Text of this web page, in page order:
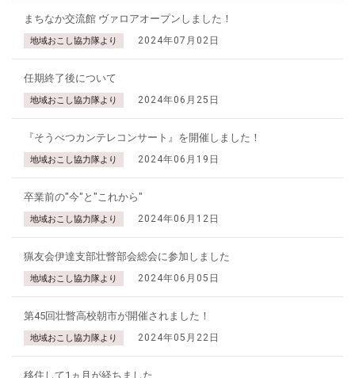
まちなか交流館 ヴァロアオープンしました！
地域おこし協力隊より 2024年07月02日
任期終了後について
地域おこし協力隊より 2024年06月25日
『そうべつカンテレコンサート』を開催しました！
地域おこし協力隊より 2024年06月19日
卒業前の"今"と"これから"
地域おこし協力隊より 2024年06月12日
猟友会伊達支部壮瞥部会総会に参加しました
地域おこし協力隊より 2024年06月05日
第45回壮瞥高校朝市が開催されました！
地域おこし協力隊より 2024年05月22日
移住して1ヵ月が経ちました